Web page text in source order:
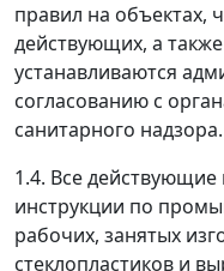
правил на объектах,
действующих, а
устанавливаются
согласованию с
санитарного надзора.
1.4. Все
инструкции по
рабочих, занятых
стеклопластиков и